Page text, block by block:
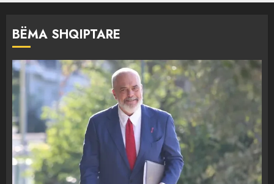
BËMA SHQIPTARE